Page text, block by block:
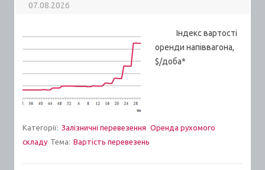
07.08.2026
Індекс вартості
оренди напіввагона,
$/доба*
Категорії: Залізничні перевезення Оренда рухомого
складу Тема: Вартiсть перевезень